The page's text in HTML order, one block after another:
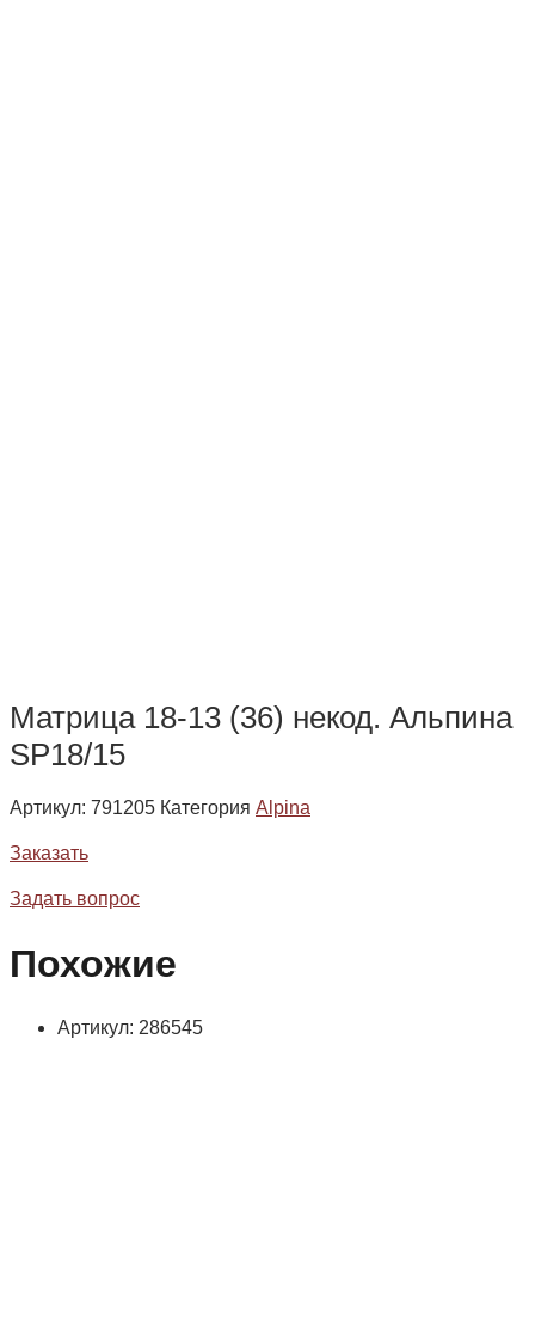
Матрица 18-13 (36) некод. Альпина
SP18/15
Артикул: 791205 Категория Alpina
Заказать
Задать вопрос
Похожие
Артикул: 286545